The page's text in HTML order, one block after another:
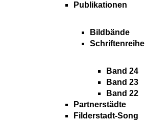
Publikationen
Bildbände
Schriftenreihe
Band 24
Band 23
Band 22
Partnerstädte
Filderstadt-Song